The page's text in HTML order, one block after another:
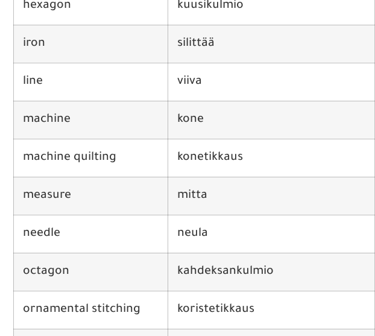
hexagon kuusikulmio
iron silittää
line viiva
machine kone
machine quilting konetikkaus
measure mitta
needle neula
octagon kahdeksankulmio
ornamental stitching koristetikkaus